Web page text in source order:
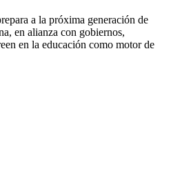
a la próxima generación de
en alianza con gobiernos,
en la educación como motor de